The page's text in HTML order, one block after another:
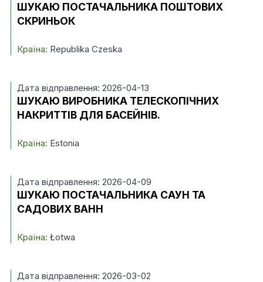
ШУКАЮ ПОСТАЧАЛЬНИКА ПОШТОВИХ
СКРИНЬОК
Країна: Republika Czeska
Дата відправлення: 2026-04-13
ШУКАЮ ВИРОБНИКА ТЕЛЕСКОПІЧНИХ
НАКРИТТІВ ДЛЯ БАСЕЙНІВ.
Країна: Estonia
Дата відправлення: 2026-04-09
ШУКАЮ ПОСТАЧАЛЬНИКА САУН ТА
САДОВИХ ВАНН
Країна: Łotwa
Дата відправлення: 2026-03-02